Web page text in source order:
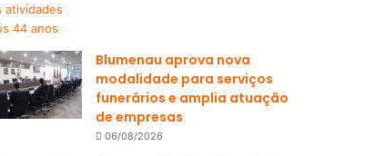
Blumenau aprova nova
modalidade para serviços
funerários e amplia atuação
de empresas
06/08/2026